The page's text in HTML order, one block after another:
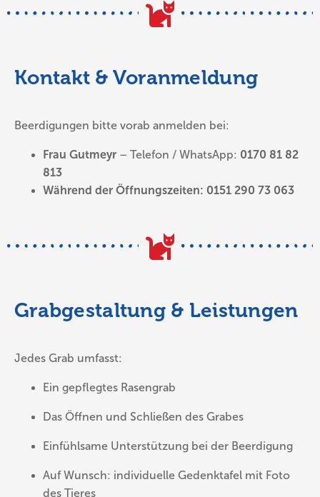
Kontakt & Voranmeldung
Beerdigungen bitte vorab anmelden bei:
Frau Gutmeyr – Telefon / WhatsApp: 0170 81 82
813
Während der Öffnungszeiten: 0151 290 73 063
Grabgestaltung & Leistungen
Jedes Grab umfasst:
Ein gepflegtes Rasengrab
Das Öffnen und Schließen des Grabes
Einfühlsame Unterstützung bei der Beerdigung
Auf Wunsch: individuelle Gedenktafel mit Foto
des Tieres